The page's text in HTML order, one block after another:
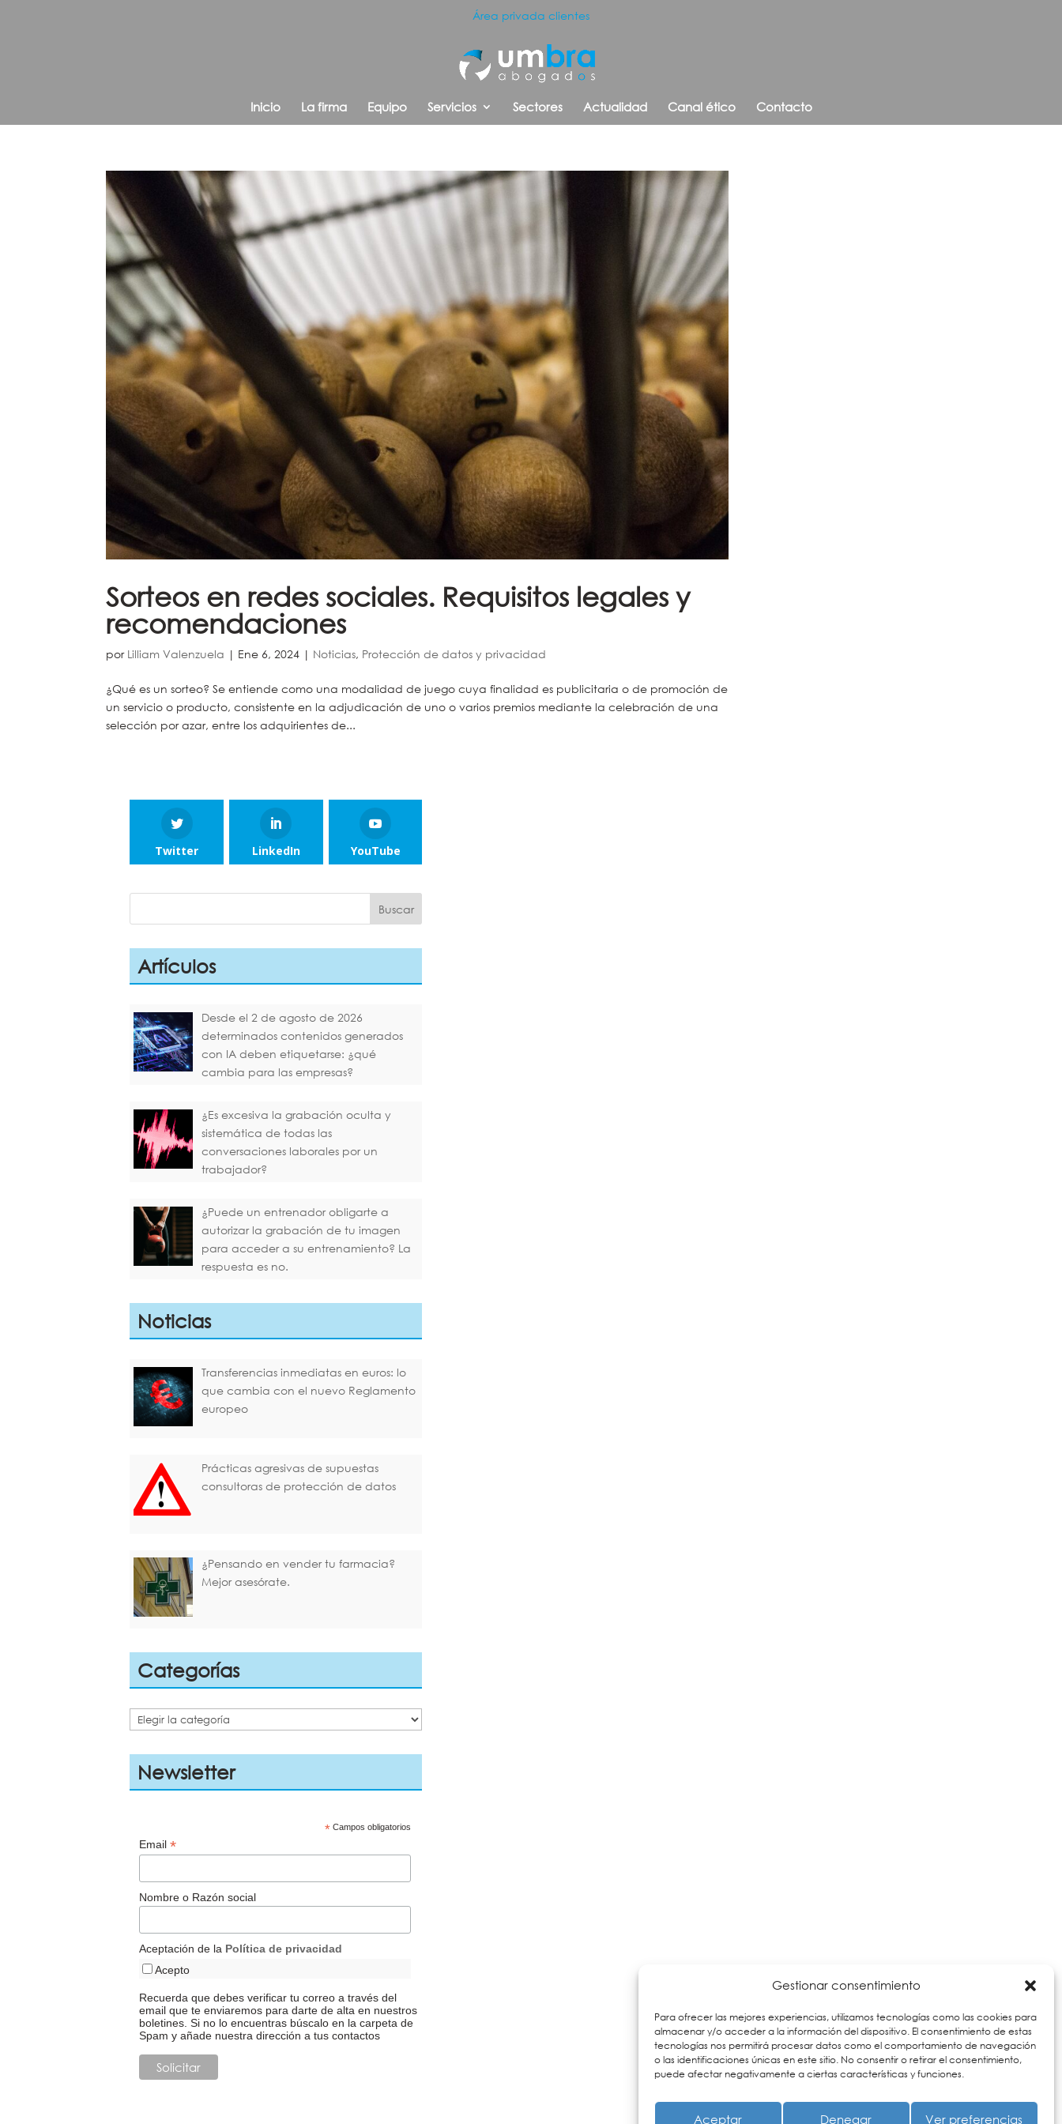
Gestionar consentimiento
Para ofrecer las mejores experiencias, utilizamos tecnologías como las cookies para
almacenar y/o acceder a la información del dispositivo. El consentimiento de estas
tecnologías nos permitirá procesar datos como el comportamiento de navegación
o las identificaciones únicas en este sitio. No consentir o retirar el consentimiento,
puede afectar negativamente a ciertas características y funciones.
Aceptar Denegar Ver preferencias
Área privada clientes
Inicio La firma Equipo Servicios Sectores Actualidad Canal ético Contacto
Sorteos en redes sociales. Requisitos legales y
recomendaciones
por Lilliam Valenzuela | Ene 6, 2024 | Noticias, Protección de datos y privacidad
¿Qué es un sorteo? Se entiende como una modalidad de juego cuya finalidad es publicitaria o de promoción de
un servicio o producto, consistente en la adjudicación de uno o varios premios mediante la celebración de una
selección por azar, entre los adquirientes de...
Twitter LinkedIn YouTube
Artículos
Desde el 2 de agosto de 2026
determinados contenidos generados
con IA deben etiquetarse: ¿qué
cambia para las empresas?
¿Es excesiva la grabación oculta y
sistemática de todas las
conversaciones laborales por un
trabajador?
¿Puede un entrenador obligarte a
autorizar la grabación de tu imagen
para acceder a su entrenamiento? La
respuesta es no.
Noticias
Transferencias inmediatas en euros: lo
que cambia con el nuevo Reglamento
europeo
Prácticas agresivas de supuestas
consultoras de protección de datos
¿Pensando en vender tu farmacia?
Mejor asesórate.
Categorías
Categorías
Newsletter
* Campos obligatorios
Email *
Nombre o Razón social
Aceptación de la Política de privacidad
Acepto
Recuerda que debes verificar tu correo a través del
email que te enviaremos para darte de alta en nuestros
boletines. Si no lo encuentras búscalo en la carpeta de
Spam y añade nuestra dirección a tus contactos